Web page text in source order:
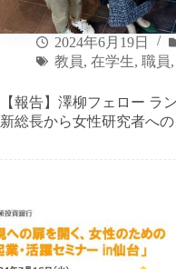
2024年6月19日
教員, 在学生, 職員,
【報告】澤柳フェロー ラ
新総長から女性研究者へ